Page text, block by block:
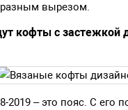
вырезом.
кофты с застежкой
– это пояс. С его